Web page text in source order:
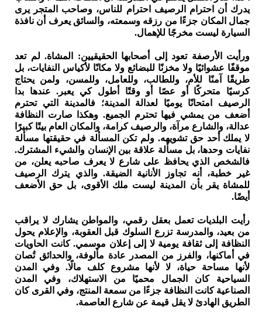
يدرك أن احترام الرصيف احترام للناس، وصاحب المتجر يرى
جمال المكان جزءًا من رزقه وسمعته، والسائق يعرف أن نافذة
السيارة ليست مخرجًا للإهمال.
ورأيت الأرصفة تعود إلى أصحابها الحقيقيين: المشاة. لم تعد
موقفًا عشوائيًا ولا مخزنًا للبضائع ولا مكانًا لأكياس النفايات، بل
طريقًا آمنًا للأم، وللطالب، وللعامل، وللمسن، ولمن يحتاج
كرسيًا متحركًا أو عصًا أو وقتًا أطول كي يعبر. عندها بدا
الرصيف امتحانًا يوميًا لعدالة المدينة؛ فالمدينة التي تحترم
أضعف من يمشي فيها تحترم الجميع. وهكذا صارت النظافة
عدالة، والشارع مرآة، والرصيف كرامة، والمكان العام بيتًا كبيرًا
لا يملك أحد حق تشويهه. ولم تكن المسألة في حقيقتها مسألة
نفايات وحدها، بل مسألة علاقة بين الإنسان والشيء المشترك.
فالشخص الذي يحافظ على شارع لا يعرف صاحبه يعلن، من
غير خطبة، أنه تجاوز الأنانية الضيقة. والذي يترك الرصيف
للمشاة يقر بأن المدينة ليست ملك الأقوى، بل حق الأضعف
أيضًا.
رأيت البلديات تعمل بعقل رقمي، والمواطن يشارك لا يراقب
من بعيد، والمدرسة تزرع السلوك قبل العقوبة، والإعلام يحول
النظافة إلى ثقافة يومية لا إلى إعلان موسمي. كانت الحاويات
في أماكنها، والفرز من المصدر عادة مألوفة، والحدائق تُصان
لأنها مساحة حياة، لا لأنها مشروع كلف مالًا. وفي المدن
السياحية كان الجمال محميًا من الاستهلاك، وفي المدن
الصناعية كانت النظافة جزءًا من سمعة المنتج، وفي القرى كان
الطريق الهادئ لا يقل قيمة عن شارع العاصمة.